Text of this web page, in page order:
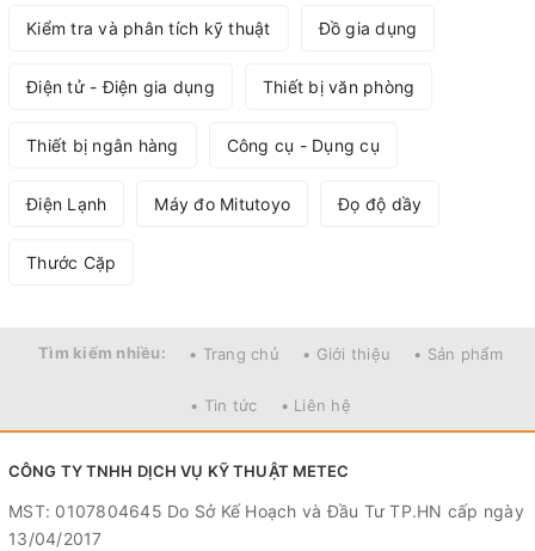
Kiểm tra và phân tích kỹ thuật Đồ gia dụng
Điện tử - Điện gia dụng Thiết bị văn phòng
Thiết bị ngân hàng Công cụ - Dụng cụ
Điện Lạnh Máy đo Mitutoyo Đọ độ dầy
Thước Cặp
Tìm kiếm nhiều: • Trang chủ • Giới thiệu • Sản phẩm
• Tin tức • Liên hệ
CÔNG TY TNHH DỊCH VỤ KỸ THUẬT METEC
MST: 0107804645 Do Sở Kế Hoạch và Đầu Tư TP.HN cấp ngày
13/04/2017